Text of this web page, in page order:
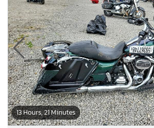
13 Hours, 21 Minutes